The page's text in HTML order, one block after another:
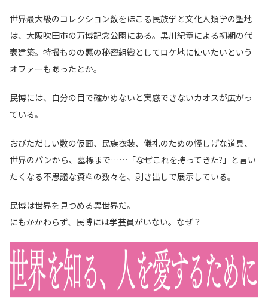
世界最大級のコレクション数をほこる民族学と文化人類学の聖地
は、大阪吹田市の万博記念公園にある。黒川紀章による初期の代
表建築。特撮ものの悪の秘密組織としてロケ地に使いたいという
オファーもあったとか。
民博には、自分の目で確かめないと実感できないカオスが広がっ
ている。
おびただしい数の仮面、民族衣装、儀礼のための怪しげな道具、
世界のパンから、墓標まで……「なぜこれを持ってきた?」と言い
たくなる不思議な資料の数々を、剥き出しで展示している。
民博は世界を見つめる異世界だ。
にもかかわらず、民博には学芸員がいない。なぜ？